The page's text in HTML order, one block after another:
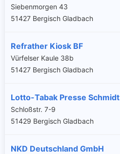
Siebenmorgen 43
51427 Bergisch Gladbach
Refrather Kiosk BF
Vürfelser Kaule 38b
51427 Bergisch Gladbach
Lotto-Tabak Presse Schmidt
Schloßstr. 7-9
51429 Bergisch Gladbach
NKD Deutschland GmbH